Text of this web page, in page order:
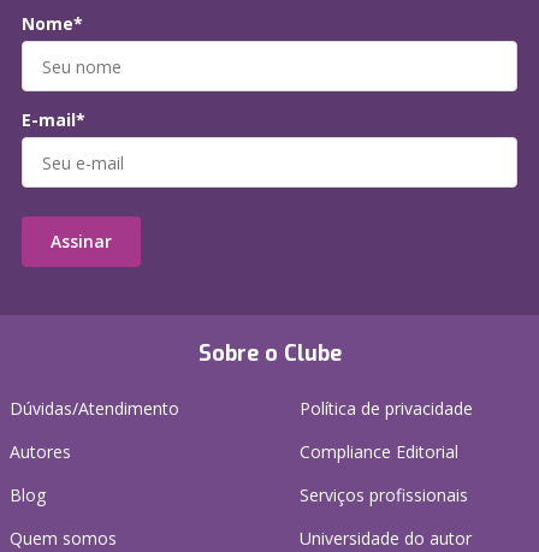
Sobre o Clube
Dúvidas/Atendimento
Autores
Blog
Quem somos
Política de privacidade
Compliance Editorial
Serviços profissionais
Universidade do autor
Nome*
E-mail*
Assinar